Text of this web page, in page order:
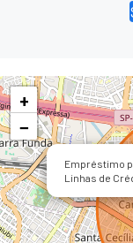
Empréstimo
Linhas de
+
−